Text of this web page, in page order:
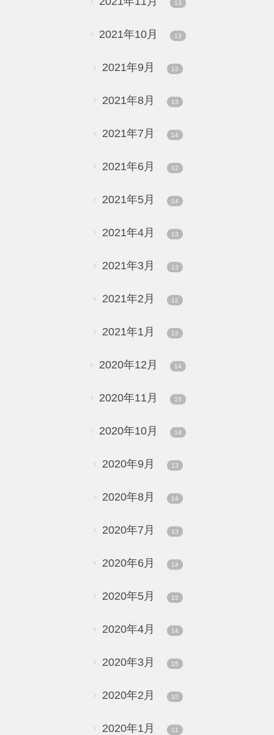
13
2021年10月 13
2021年9月 13
2021年8月 13
2021年7月 14
2021年6月 12
2021年5月 14
2021年4月 13
2021年3月 13
2021年2月 12
2021年1月 13
2020年12月 14
2020年11月 15
2020年10月 14
2020年9月 13
2020年8月 14
2020年7月 13
2020年6月 14
2020年5月 15
2020年4月 14
2020年3月 15
2020年2月 15
2020年1月 11